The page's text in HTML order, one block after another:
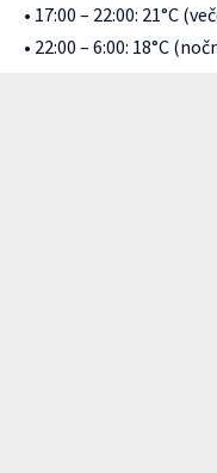
• 17:00 – 22:00: 21°C
• 22:00 – 6:00: 18°C